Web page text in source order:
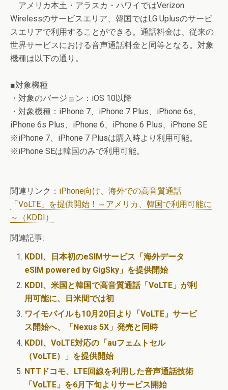
アメリカ本土・アラスカ・ハワイではVerizon
Wirelessのサービスエリア、韓国ではLG Uplusのサービ
スエリアで利用することができる。通話料金は、従来の
世界サービスにおける音声通話料金と同等となる。対象
機種は以下の通り。
■対象機種
・対象のバージョン：iOS 10以降
・対象機種：iPhone 7、iPhone 7 Plus、iPhone 6s、
iPhone 6s Plus、iPhone 6、iPhone 6 Plus、iPhone SE
※iPhone 7、iPhone 7 Plusは購入時より利用可能。
※iPhone SEは韓国のみで利用可能。
関連リンク： iPhone向け、海外での高音質通話
「VoLTE」を提供開始！～アメリカ、韓国で利用可能に
～（KDDI）
関連記事:
KDDI、日本初のeSIMサービス「海外データ
eSIM powered by GigSky」を提供開始
KDDI、米国と韓国で高音質通話「VoLTE」が利
用可能に、日米間では初
ワイモバイルも10月20日より「VoLTE」サービ
ス開始へ、「Nexus 5X」発売と同時
KDDI、VoLTE対応の「auフェムトセル
（VoLTE）」を提供開始
NTTドコモ、LTE回線を利用した音声通話技術
「VoLTE」を6月下旬よりサービス開始